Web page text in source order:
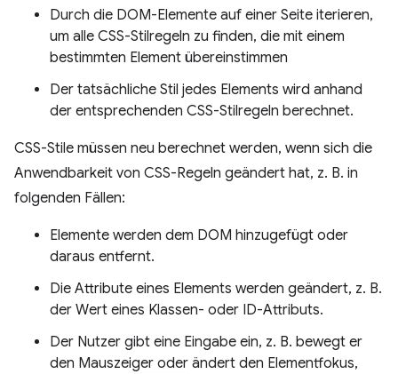
Durch die DOM-Elemente auf einer Seite iterieren,
um alle CSS-Stilregeln zu finden, die mit einem
bestimmten Element übereinstimmen
Der tatsächliche Stil jedes Elements wird anhand
der entsprechenden CSS-Stilregeln berechnet.
CSS-Stile müssen neu berechnet werden, wenn sich die
Anwendbarkeit von CSS-Regeln geändert hat, z. B. in
folgenden Fällen:
Elemente werden dem DOM hinzugefügt oder
daraus entfernt.
Die Attribute eines Elements werden geändert, z. B.
der Wert eines Klassen- oder ID-Attributs.
Der Nutzer gibt eine Eingabe ein, z. B. bewegt er
den Mauszeiger oder ändert den Elementfokus,